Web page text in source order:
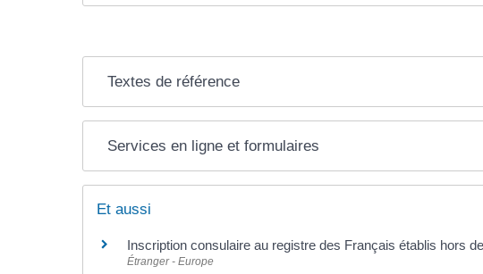
Textes de référence
Services en ligne et formulaires
Et aussi
Inscription consulaire au registre des Français établis hors
Étranger - Europe